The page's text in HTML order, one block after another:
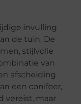
invulling
de tuin. De
stijlvolle
van
afscheiding
een conifeer,
vereist, maar